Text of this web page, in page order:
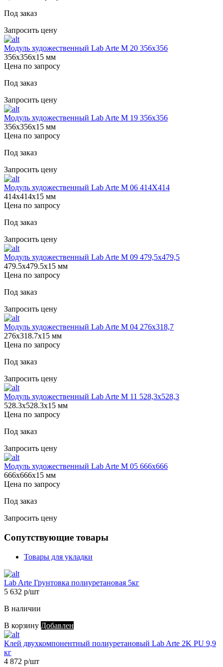
Под заказ
Запросить цену
Модуль художественный Lab Arte М 20 356х356
356х356х15 мм
Цена по запросу
Под заказ
Запросить цену
Модуль художественный Lab Arte М 19 356х356
356х356х15 мм
Цена по запросу
Под заказ
Запросить цену
Модуль художественный Lab Arte М 06 414Х414
414х414х15 мм
Цена по запросу
Под заказ
Запросить цену
Модуль художественный Lab Arte М 09 479,5х479,5
479.5х479.5х15 мм
Цена по запросу
Под заказ
Запросить цену
Модуль художественный Lab Arte М 04 276х318,7
276х318.7х15 мм
Цена по запросу
Под заказ
Запросить цену
Модуль художественный Lab Arte М 11 528,3х528,3
528.3х528.3х15 мм
Цена по запросу
Под заказ
Запросить цену
Модуль художественный Lab Arte М 05 666х666
666х666х15 мм
Цена по запросу
Под заказ
Запросить цену
Сопутствующие товары
Товары для укладки
Lab Arte Грунтовка полиуретановая 5кг
5 632 р/шт
В наличии
В корзину Добавлен
Клей двухкомпонентный полиуретановый Lab Arte 2K PU 9,9
кг
4 872 р/шт